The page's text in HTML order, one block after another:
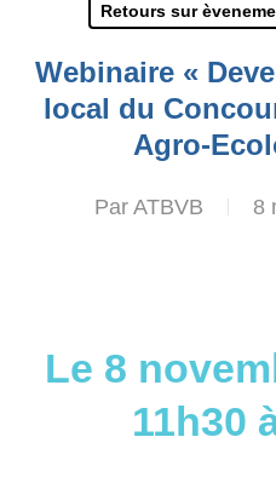
Retours sur
Webinaire «
local du
Agro-
Par ATBVB 8
Le 8
11h30